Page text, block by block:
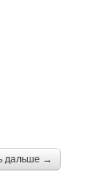
дальше →